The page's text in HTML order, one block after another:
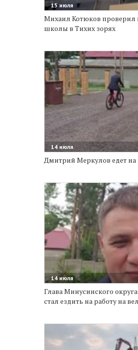
15 июля
Михаил Котюков проверил
школы в Тихих зорях
14 июля
Дмитрий Меркулов едет на
14 июля
Глава Минусинского
стал ездить на работу на